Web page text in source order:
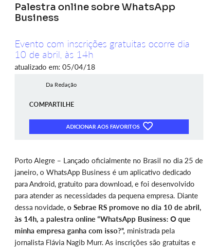
Palestra online sobre WhatsApp
Business
Evento com inscrições gratuitas ocorre dia
10 de abril, às 14h
atualizado em: 05/04/18
Da Redação
COMPARTILHE
ADICIONAR AOS FAVORITOS
Porto Alegre – Lançado oficialmente no Brasil no dia 25 de
janeiro, o WhatsApp Business é um aplicativo dedicado
para Android, gratuito para download, e foi desenvolvido
para atender as necessidades da pequena empresa. Diante
dessa novidade, o Sebrae RS promove no dia 10 de abril,
às 14h, a palestra online “WhatsApp Business: O que
minha empresa ganha com isso?”, ministrada pela
jornalista Flávia Nagib Murr. As inscrições são gratuitas e